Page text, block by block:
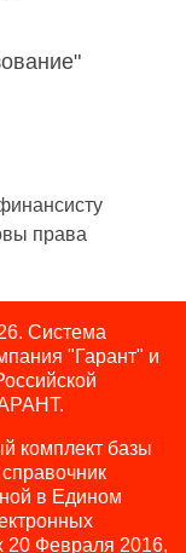
права
Система
"Гарант" и
комплект базы
в Едином
20 Февраля 2016,